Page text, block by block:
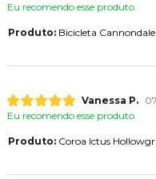
Eu recomendo esse produto.
Produto:Bicicleta
Vanessa P.
Eu recomendo esse produto.
Produto:Coroa Ictus